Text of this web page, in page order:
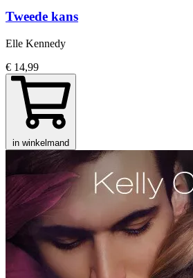
Tweede kans
Elle Kennedy
€ 14,99
in winkelmand